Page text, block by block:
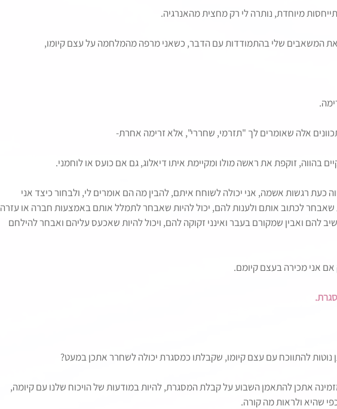
מיוחדת, נותרה לי רק מחצית מהאנרגיה.
המשאבים שלי בהתמודדות עם הדבר, כשאני מרפה מהמלחמה על עצם קיומו,
אלה שאומרים לך "תזרמי, שחררי", אלא זרימה אחרת-
בהווה, זוקפת את ראשה מולו ומקיימת איתו דיאלוג, גם אם כועס או לוחמני.
כעת רגשות אשמה, אני יכולה לשוחח איתם, להבין מה הם אומרים לי, ולבחור כיצד אני
שאבחר לכתוב אותם ולענות להם, יכול להיות שאבחר לתמלל אותם באמצעות חברה או עזרה
להם ואבין שמקורם בעבר ואינני זקוקה להם, ויכול להיות שאכעס עליהם ואבחר להילחם
אני מכירה בעצם קיומם.
להתווכח עם עצם קיומו, שקבלתו כמסגרת יכולה לשחרר אתכן במעט?
אתכן להתאמן השבוע על קבלת המסגרת, להיות במודעות של הויכוח שלנו עם קיומה,
שהיא ולראות מה קורה.